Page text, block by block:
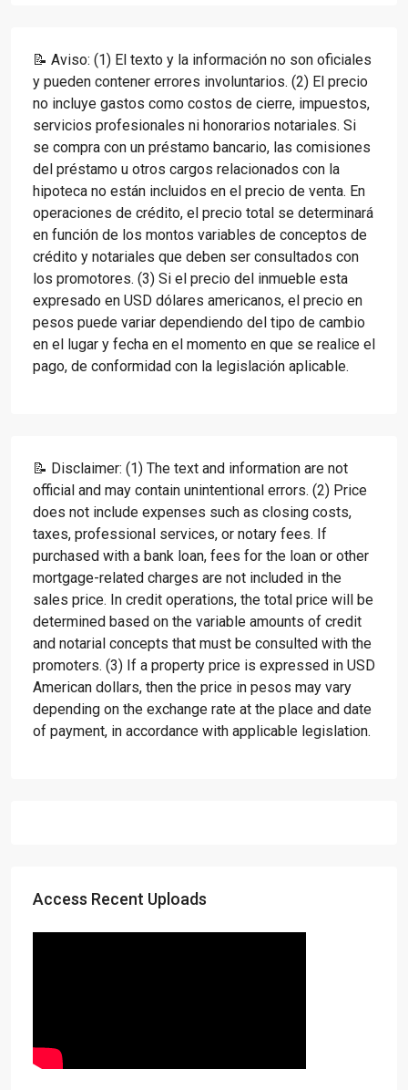
📝 Aviso: (1) El texto y la información no son oficiales
y pueden contener errores involuntarios. (2) El precio
no incluye gastos como costos de cierre, impuestos,
servicios profesionales ni honorarios notariales. Si
se compra con un préstamo bancario, las comisiones
del préstamo u otros cargos relacionados con la
hipoteca no están incluidos en el precio de venta. En
operaciones de crédito, el precio total se determinará
en función de los montos variables de conceptos de
crédito y notariales que deben ser consultados con
los promotores. (3) Si el precio del inmueble esta
expresado en USD dólares americanos, el precio en
pesos puede variar dependiendo del tipo de cambio
en el lugar y fecha en el momento en que se realice el
pago, de conformidad con la legislación aplicable.
📝 Disclaimer: (1) The text and information are not
official and may contain unintentional errors. (2) Price
does not include expenses such as closing costs,
taxes, professional services, or notary fees. If
purchased with a bank loan, fees for the loan or other
mortgage-related charges are not included in the
sales price. In credit operations, the total price will be
determined based on the variable amounts of credit
and notarial concepts that must be consulted with the
promoters. (3) If a property price is expressed in USD
American dollars, then the price in pesos may vary
depending on the exchange rate at the place and date
of payment, in accordance with applicable legislation.
Access Recent Uploads